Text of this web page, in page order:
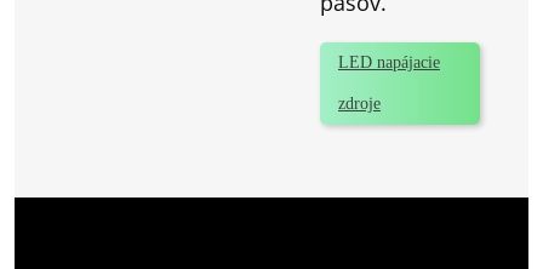
LED napájacie
zdroje